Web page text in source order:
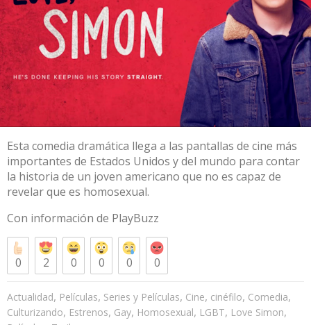
Esta comedia dramática llega a las pantallas de cine más
importantes de Estados Unidos y del mundo para contar
la historia de un joven americano que no es capaz de
revelar que es homosexual.
Con información de PlayBuzz
0 2 0 0 0 0
Actualidad, Películas, Series y Películas, Cine, cinéfilo, Comedia,
Culturizando, Estrenos, Gay, Homosexual, LGBT, Love Simon,